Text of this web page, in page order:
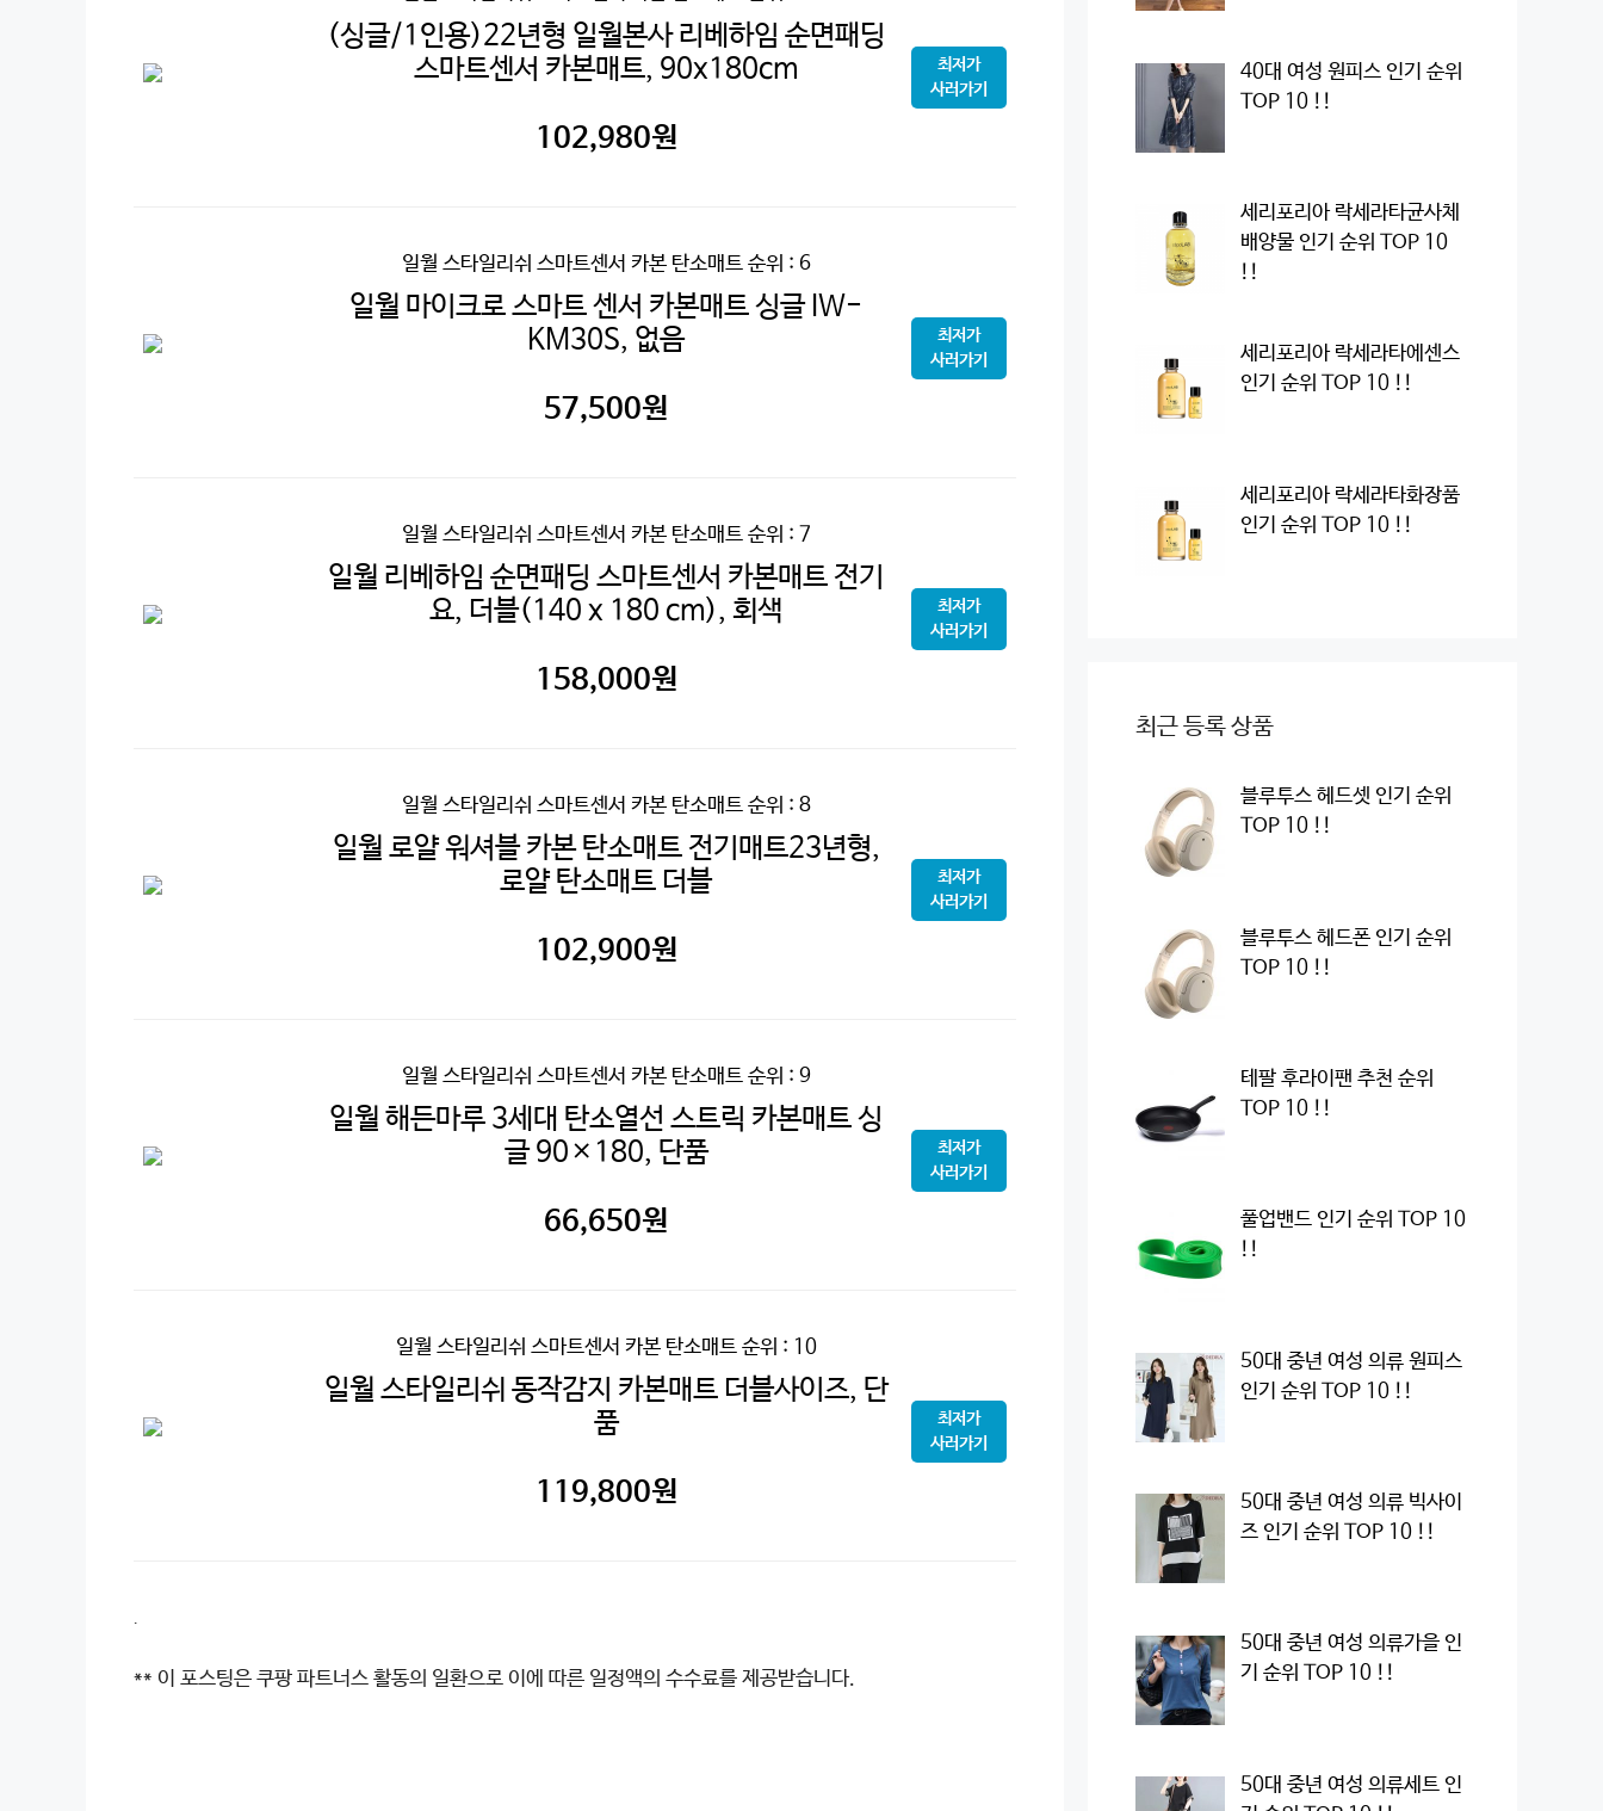
(싱글/1인용)22년형 일월본사 리베하임 순면패딩
스마트센서 카본매트, 90x180cm
102,980원
최저가
사러가기
일월 스타일리쉬 스마트센서 카본 탄소매트순위 : 6
일월 마이크로 스마트 센서 카본매트 싱글 IW-
KM30S, 없음
57,500원
최저가
사러가기
일월 스타일리쉬 스마트센서 카본 탄소매트순위 : 7
일월 리베하임 순면패딩 스마트센서 카본매트 전기
요, 더블(140 x 180 cm), 회색
158,000원
최저가
사러가기
일월 스타일리쉬 스마트센서 카본 탄소매트순위 : 8
일월 로얄 워셔블 카본 탄소매트 전기매트23년형,
로얄 탄소매트 더블
102,900원
최저가
사러가기
일월 스타일리쉬 스마트센서 카본 탄소매트순위 : 9
일월 해든마루 3세대 탄소열선 스트릭 카본매트 싱
글 90×180, 단품
66,650원
최저가
사러가기
일월 스타일리쉬 스마트센서 카본 탄소매트순위 : 10
일월 스타일리쉬 동작감지 카본매트 더블사이즈, 단
품
119,800원
최저가
사러가기
.
** 이 포스팅은 쿠팡 파트너스 활동의 일환으로 이에 따른 일정액의 수수료를 제공받습니다.
40대 여성 원피스 인기 순위
TOP 10 !!
세리포리아 락세라타균사체
배양물 인기 순위 TOP 10
!!
세리포리아 락세라타에센스
인기 순위 TOP 10 !!
세리포리아 락세라타화장품
인기 순위 TOP 10 !!
최근 등록 상품
블루투스 헤드셋 인기 순위
TOP 10 !!
블루투스 헤드폰 인기 순위
TOP 10 !!
테팔 후라이팬 추천 순위
TOP 10 !!
풀업밴드 인기 순위 TOP 10
!!
50대 중년 여성 의류 원피스
인기 순위 TOP 10 !!
50대 중년 여성 의류 빅사이
즈 인기 순위 TOP 10 !!
50대 중년 여성 의류가을 인
기 순위 TOP 10 !!
50대 중년 여성 의류세트 인